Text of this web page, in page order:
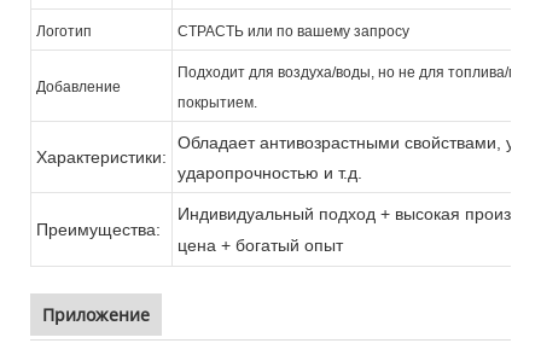
Логотип СТРАСТЬ или по вашему запросу
Добавление
Подходит для воздуха/воды, но не для топлива/
покрытием.
Характеристики:
Обладает антивозрастными свойствами,
ударопрочностью и т.д.
Преимущества:
Индивидуальный подход + высокая
цена + богатый опыт
Приложение